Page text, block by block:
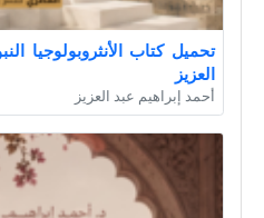
العزيز
أحمد إبراهيم عبد العزيز